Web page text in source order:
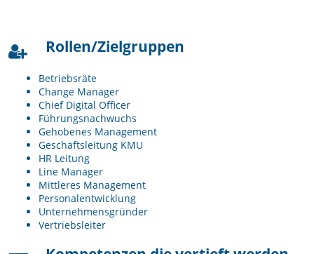
Rollen/Zielgruppen
Betriebsräte
Change Manager
Chief Digital Officer
Führungsnachwuchs
Gehobenes Management
Geschäftsleitung KMU
HR Leitung
Line Manager
Mittleres Management
Personalentwicklung
Unternehmensgründer
Vertriebsleiter